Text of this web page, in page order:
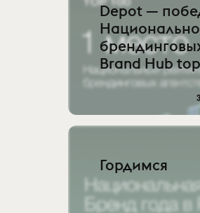
Depot —
Brand Hub
Гордимся